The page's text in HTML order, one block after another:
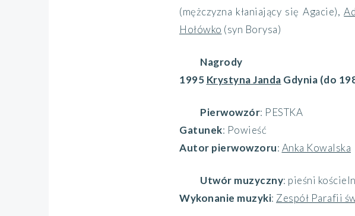
(mężczyzna kłaniający się Agacie),
Hołówko (syn Borysa)
Nagrody
1995 Krystyna Janda Gdynia (do
Pierwowzór: PESTKA
Gatunek: Powieść
Autor pierwowzoru: Anka Kowalska
Utwór muzyczny: pieśni
Wykonanie muzyki: Zespół Parafii